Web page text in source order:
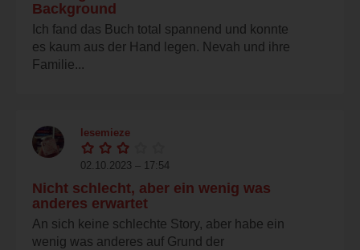
Background
Ich fand das Buch total spannend und konnte
es kaum aus der Hand legen. Nevah und ihre
Familie...
lesemieze
02.10.2023 – 17:54
Nicht schlecht, aber ein wenig was
anderes erwartet
An sich keine schlechte Story, aber habe ein
wenig was anderes auf Grund der